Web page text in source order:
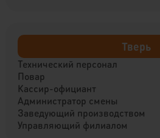
Тверь
Технический персонал
Повар
Кассир-официант
Администратор смены
Заведующий производством
Управляющий филиалом